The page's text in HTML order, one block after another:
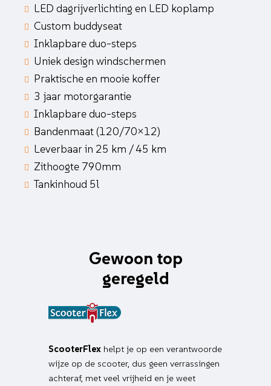
LED dagrijverlichting en LED koplamp
Custom buddyseat
Inklapbare duo-steps
Uniek design windschermen
Praktische en mooie koffer
3 jaar motorgarantie
Inklapbare duo-steps
Bandenmaat (120/70×12)
Leverbaar in 25 km / 45 km
Zithoogte 790mm
Tankinhoud 5l
Gewoon top
geregeld
ScooterFlex helpt je op een verantwoorde
wijze op de scooter, dus geen verrassingen
achteraf, met veel vrijheid en je weet